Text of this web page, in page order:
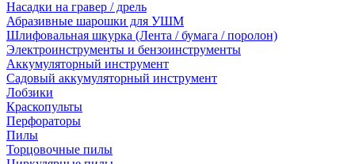
Насадки на гравер / дрель
Абразивные шарошки для УШМ
Шлифовальная шкурка (Лента / бумага / поролон)
Электроинструменты и бензоинструменты
Аккумуляторный инструмент
Садовый аккумуляторный инструмент
Лобзики
Краскопульты
Перфораторы
Пилы
Торцовочные пилы